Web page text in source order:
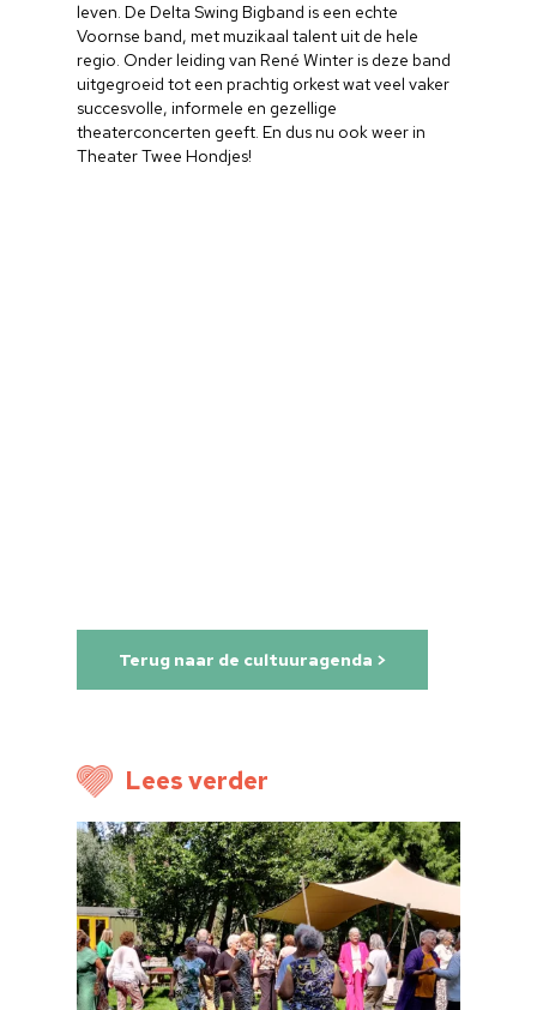
leven. De Delta Swing Bigband is een echte
Voornse band, met muzikaal talent uit de hele
regio. Onder leiding van René Winter is deze band
uitgegroeid tot een prachtig orkest wat veel vaker
succesvolle, informele en gezellige
theaterconcerten geeft. En dus nu ook weer in
Theater Twee Hondjes!
Terug naar de cultuuragenda >
Lees verder
Home
Cultuur op school
Over ons
Nieuwsbrief